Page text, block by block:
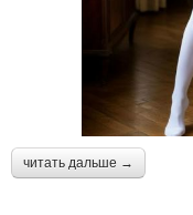
читать дальше →